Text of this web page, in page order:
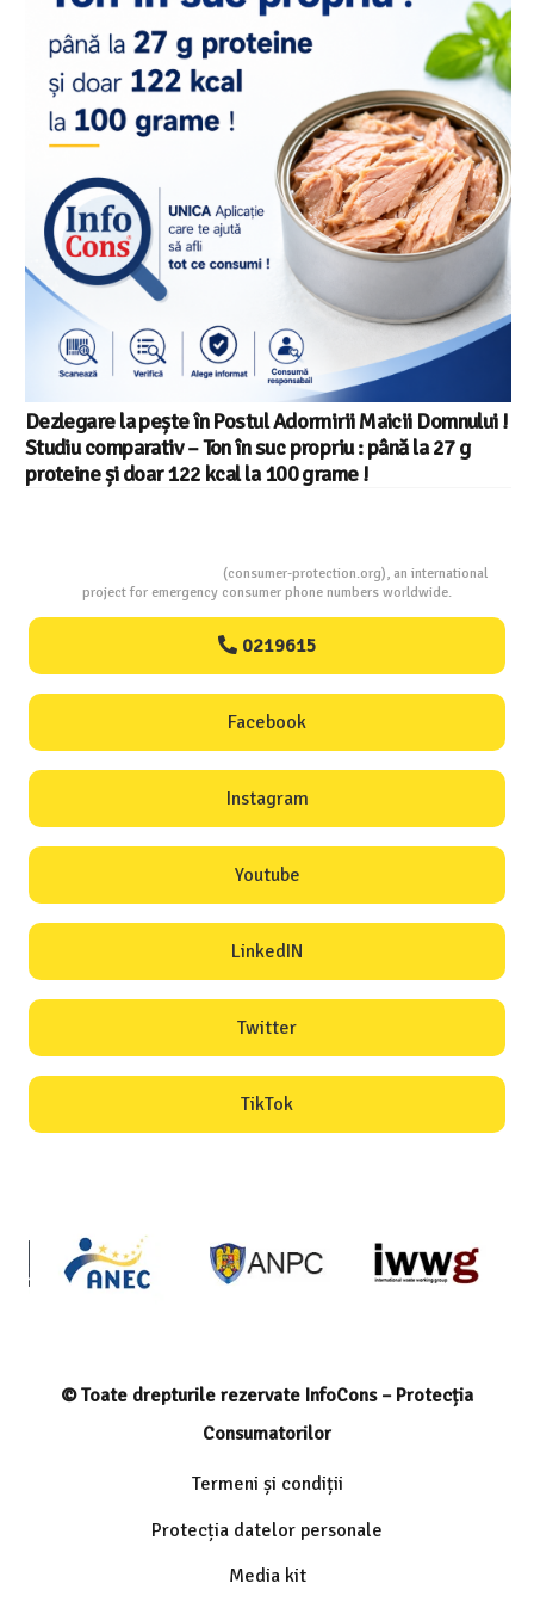
Dezlegare la pește în Postul Adormirii Maicii Domnului !
Studiu comparativ – Ton în suc propriu : până la 27 g
proteine și doar 122 kcal la 100 grame !
(consumer-protection.org), an international
project for emergency consumer phone numbers worldwide.
0219615
Facebook
Instagram
Youtube
LinkedIN
Twitter
TikTok
© Toate drepturile rezervate InfoCons – Protecția
Consumatorilor
Termeni și condiții
Protecția datelor personale
Media kit